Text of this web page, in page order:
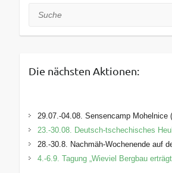
Suche
Die nächsten Aktionen:
29.07.-04.08. Sensencamp Mohelnice
23.-30.08. Deutsch-tschechisches
28.-30.8. Nachmäh-Wochenende auf
4.-6.9. Tagung „Wieviel Bergbau